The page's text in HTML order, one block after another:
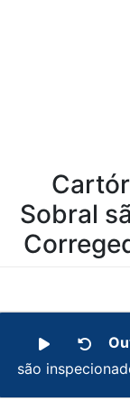
Sobral
são